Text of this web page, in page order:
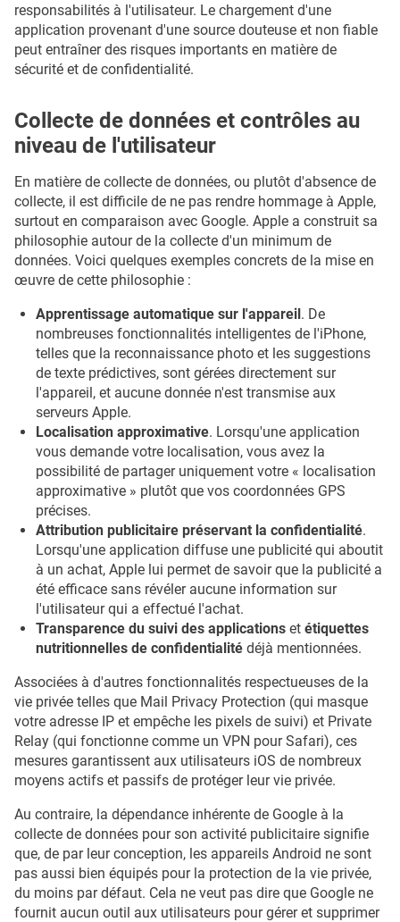
responsabilités à l'utilisateur. Le chargement d'une
application provenant d'une source douteuse et non fiable
peut entraîner des risques importants en matière de
sécurité et de confidentialité.
Collecte de données et contrôles au
niveau de l'utilisateur
En matière de collecte de données, ou plutôt d'absence de
collecte, il est difficile de ne pas rendre hommage à Apple,
surtout en comparaison avec Google. Apple a construit sa
philosophie autour de la collecte d'un minimum de
données. Voici quelques exemples concrets de la mise en
œuvre de cette philosophie :
Apprentissage automatique sur l'appareil. De
nombreuses fonctionnalités intelligentes de l'iPhone,
telles que la reconnaissance photo et les suggestions
de texte prédictives, sont gérées directement sur
l'appareil, et aucune donnée n'est transmise aux
serveurs Apple.
Localisation approximative. Lorsqu'une application
vous demande votre localisation, vous avez la
possibilité de partager uniquement votre « localisation
approximative » plutôt que vos coordonnées GPS
précises.
Attribution publicitaire préservant la confidentialité.
Lorsqu'une application diffuse une publicité qui aboutit
à un achat, Apple lui permet de savoir que la publicité a
été efficace sans révéler aucune information sur
l'utilisateur qui a effectué l'achat.
Transparence du suivi des applications et étiquettes
nutritionnelles de confidentialité déjà mentionnées.
Associées à d'autres fonctionnalités respectueuses de la
vie privée telles que Mail Privacy Protection (qui masque
votre adresse IP et empêche les pixels de suivi) et Private
Relay (qui fonctionne comme un VPN pour Safari), ces
mesures garantissent aux utilisateurs iOS de nombreux
moyens actifs et passifs de protéger leur vie privée.
Au contraire, la dépendance inhérente de Google à la
collecte de données pour son activité publicitaire signifie
que, de par leur conception, les appareils Android ne sont
pas aussi bien équipés pour la protection de la vie privée,
du moins par défaut. Cela ne veut pas dire que Google ne
fournit aucun outil aux utilisateurs pour gérer et supprimer